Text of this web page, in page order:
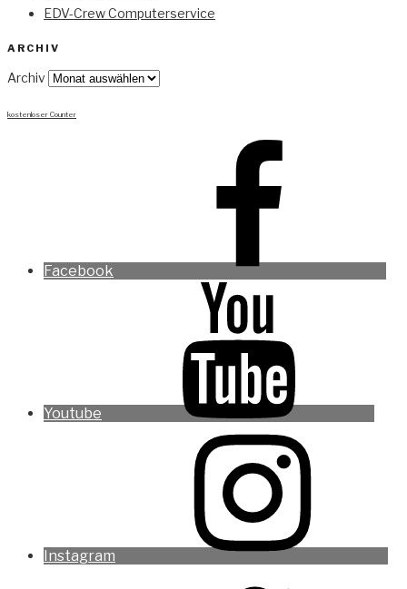
EDV-Crew Computerservice
ARCHIV
Archiv
kostenloser Counter
Facebook
Youtube
Instagram